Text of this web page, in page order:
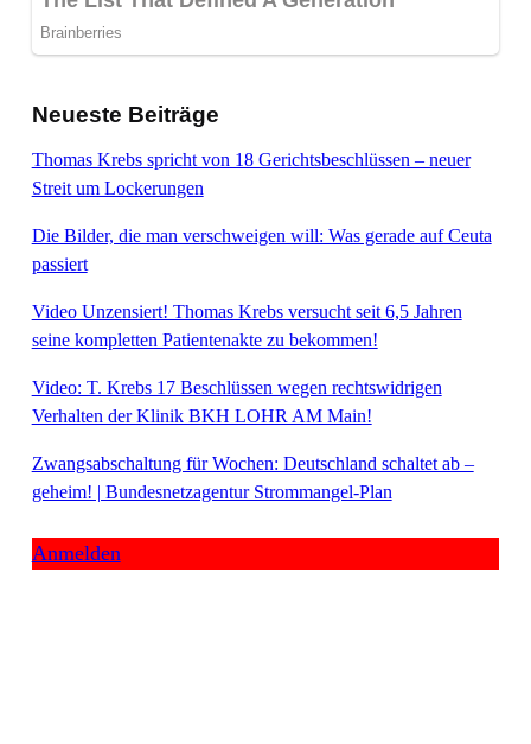
Neueste Beiträge
Thomas Krebs spricht von 18 Gerichtsbeschlüssen – neuer
Streit um Lockerungen
Die Bilder, die man verschweigen will: Was gerade auf Ceuta
passiert
Video Unzensiert! Thomas Krebs versucht seit 6,5 Jahren
seine kompletten Patientenakte zu bekommen!
Video: T. Krebs 17 Beschlüssen wegen rechtswidrigen
Verhalten der Klinik BKH LOHR AM Main!
Zwangsabschaltung für Wochen: Deutschland schaltet ab –
geheim! | Bundesnetzagentur Strommangel-Plan
Anmelden